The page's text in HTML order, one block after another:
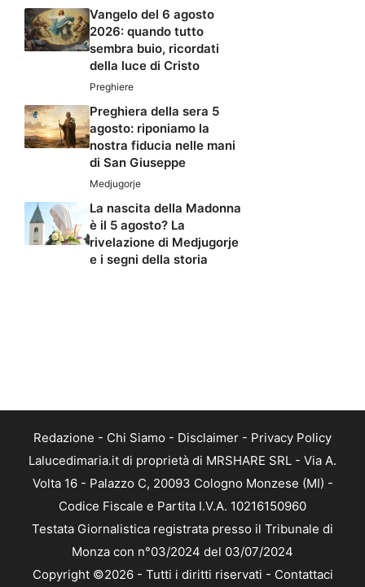
Vangelo del 6 agosto
2026: quando tutto
sembra buio, ricordati
della luce di Cristo
Preghiere
Preghiera della sera 5
agosto: riponiamo la
nostra fiducia nelle mani
di San Giuseppe
Medjugorje
La nascita della Madonna
è il 5 agosto? La
rivelazione di Medjugorje
e i segni della storia
Redazione - Chi Siamo - Disclaimer - Privacy Policy
Lalucedimaria.it di proprietà di MRSHARE SRL - Via A.
Volta 16 - Palazzo C, 20093 Cologno Monzese (MI) -
Codice Fiscale e Partita I.V.A. 10216150960
Testata Giornalistica registrata presso il Tribunale di
Monza con n°03/2024 del 03/07/2024
Copyright ©2026 - Tutti i diritti riservati - Contattaci